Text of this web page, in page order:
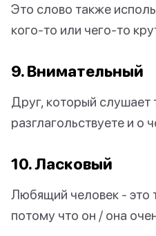
Это слово также
кого-то или чего-то
9. Внимательный
Друг, который слушает
разглагольствуете и о
10. Ласковый
Любящий человек - это
потому что он / она